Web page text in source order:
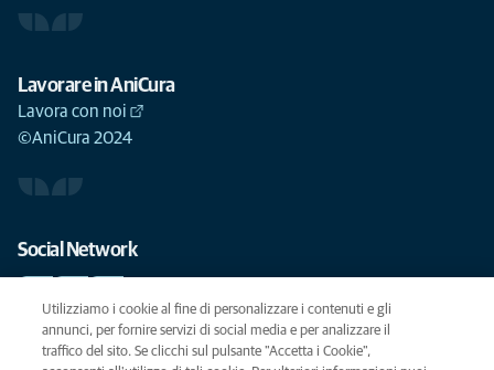
Lavorare in AniCura
Lavora con noi
©AniCura 2024
Social Network
Le migliori cure per il vostro animale domestico
Utilizziamo i cookie al fine di personalizzare i contenuti e gli
annunci, per fornire servizi di social media e per analizzare il
traffico del sito. Se clicchi sul pulsante "Accetta i Cookie",